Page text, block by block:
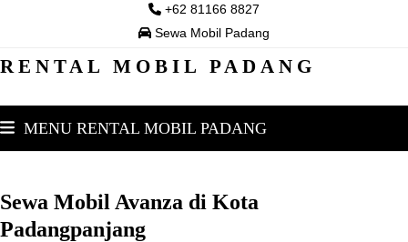
+62 81166 8827
Sewa Mobil Padang
RENTAL MOBIL PADANG
MENU RENTAL MOBIL PADANG
Sewa Mobil Avanza di Kota
Padangpanjang